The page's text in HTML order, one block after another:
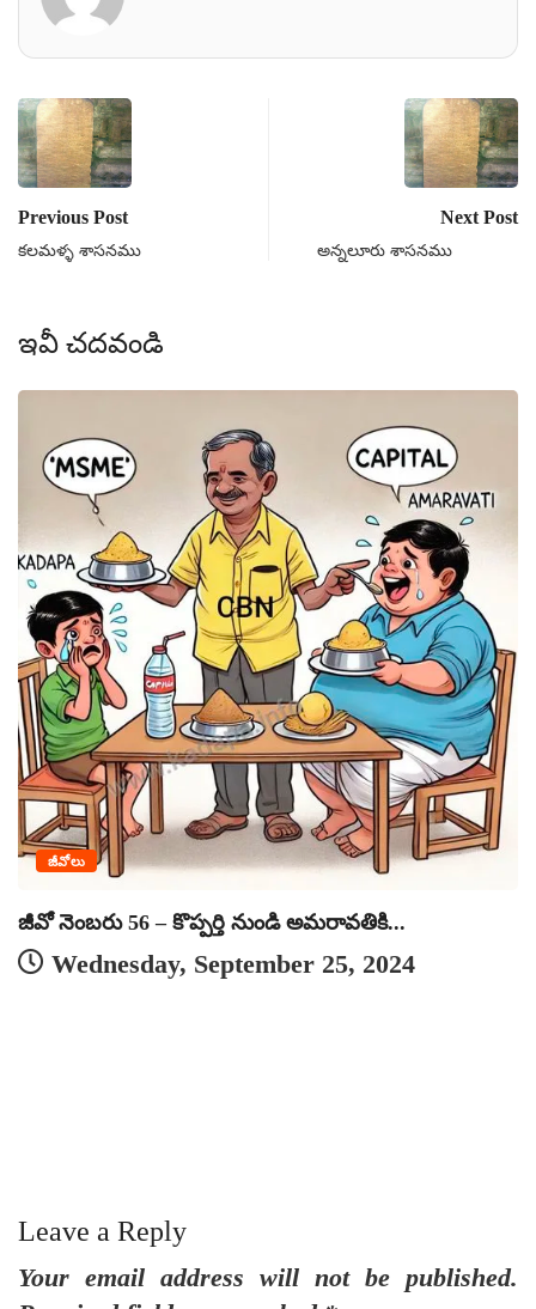
Previous Post
కలమళ్ళ శాసనము
Next Post
అన్నలూరు శాసనము
ఇవీ చదవండి
జీవోలు
జీవో నెంబరు 56 – కొప్పర్తి నుండి అమరావతికి...
Wednesday, September 25, 2024
Leave a Reply
Your email address will not be published.